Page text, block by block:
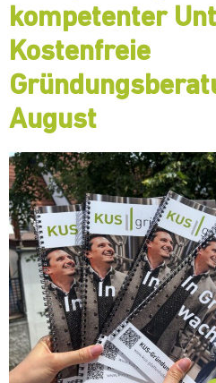
kompetenter
Kostenfreie
August